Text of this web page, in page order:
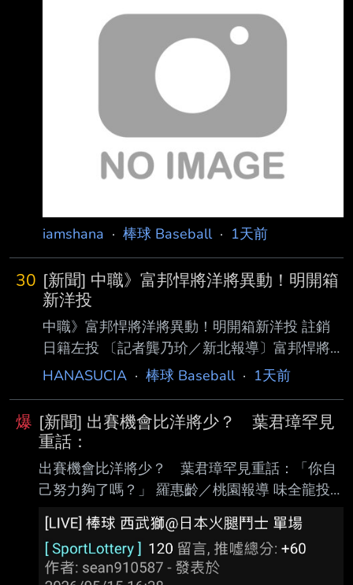
將註銷阿部雄大。對首度到海外打球的瑪帝斯來
說，對台灣的麥當勞印象 深刻，直呼漢堡比美
國的更好吃。 瑪帝斯在二軍投2場，戰績0勝0
敗，投5.2局有高達7次四死球，但防禦率僅
1.59，最快球 速151公里。他表示，目前感覺還
不錯，台灣天氣跟他的家鄉佛羅里達滿相似的，
「這是 我第一次到海外打球，我還滿興奮
的。」 瑪帝斯透露在二軍吃
iamshana · 棒球 Baseball· 1天前
30 [新聞] 中職》富邦悍將洋將異動！明開箱
新洋投
中職》富邦悍將洋將異動！明開箱新洋投 註銷
日籍左投 〔記者龔乃玠／新北報導〕富邦悍將
總教練後藤光尊今天明言，洋投瑪帝斯明天確定
邦決定註銷阿部雄大，後藤光尊表示，今年是阿
部雄大的第一年打職棒，每週丟1場的體 能調整
上，對他來說有點艱難，這是他被割愛的原因。
阿部雄大今年在一軍出賽10場，戰績3勝5敗，
防禦率4.44，後藤光尊表示，個人是希望他可
以先在二軍持續出賽，這部分還會跟林桑（林威
助）跟阿部確認想法、溝通，希望他能在二 軍
出賽儲備他的體力。 https://
HANASUCIA · 棒球 Baseball· 1天前
爆 [新聞] 出賽機會比洋將少？ 葉君璋罕見
重話：
出賽機會比洋將少？ 葉君璋罕見重話：「你自
己努力夠了嗎？」 羅惠齡／桃園報導 味全龍投
手郭郁政昨在天母主場對統一獅先發，這是他相
隔2個月再於一軍登板，不過只投4 .2局狂失6
分、其中5分自責分，吞下敗投。他不但投球內
容不佳，自己也有守備上的失誤， 今總教練葉君